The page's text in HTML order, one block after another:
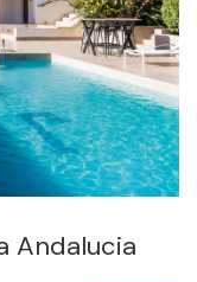
Andalucia